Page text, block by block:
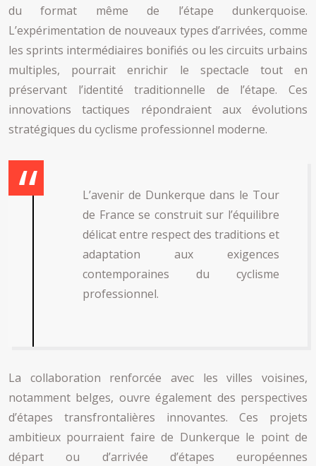
du format même de l’étape dunkerquoise.
L’expérimentation de nouveaux types d’arrivées, comme
les sprints intermédiaires bonifiés ou les circuits urbains
multiples, pourrait enrichir le spectacle tout en
préservant l’identité traditionnelle de l’étape. Ces
innovations tactiques répondraient aux évolutions
stratégiques du cyclisme professionnel moderne.
L’avenir de Dunkerque dans le Tour
de France se construit sur l’équilibre
délicat entre respect des traditions et
adaptation aux exigences
contemporaines du cyclisme
professionnel.
La collaboration renforcée avec les villes voisines,
notamment belges, ouvre également des perspectives
d’étapes transfrontalières innovantes. Ces projets
ambitieux pourraient faire de Dunkerque le point de
départ ou d’arrivée d’étapes européennes